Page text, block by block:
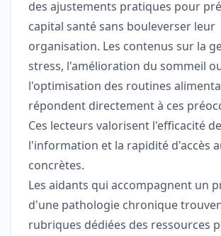
des ajustements pratiques pour
capital santé sans bouleverser leur
organisation. Les contenus sur la
stress, l'amélioration du sommeil
l'optimisation des routines
répondent directement à ces
Ces lecteurs valorisent l'efficacité de
l'information et la rapidité d'accès
concrètes.
Les aidants qui accompagnent un
d'une pathologie chronique
rubriques dédiées des ressources